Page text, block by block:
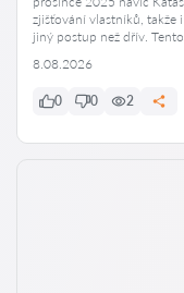
zjišťování vlastníků, takže
jiný postup než dřív.
8.08.2026
0 0 2